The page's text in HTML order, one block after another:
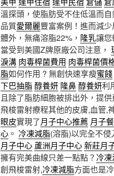
溫探頭，使脂肪受不住低溫而
品質愛爾麗豐富案例！進而減
體外，無痛溶脂22%， 隆乳讓
當受到美國Z牌原廠公司注意，
淚溝 肉毒桿菌費用 肉毒桿菌價
脂如何作用 ? 無創快速享瘦蜜餞
下巴抽脂 醇養妍 隆鼻醇養妍利
且除了脂肪細胞被排出外，提
飛梭雷射療程其他的皮膚,血管,
眼皮實現了月子中心推薦 月子餐
心 。 冷凍減脂(溶脂)以完全不侵
月子中心 蘆洲月子中心新莊月
擁有完美曲線只差一點點？ 冷
創飛梭雷射,冷凍減脂方面也是